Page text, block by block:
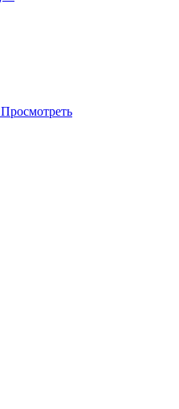
Просмотреть